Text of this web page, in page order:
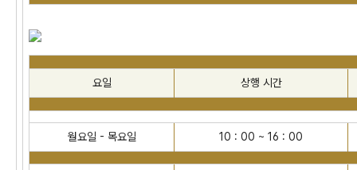
요일 상행 시간
월요일 - 목요일 10 : 00 ~ 16 : 00